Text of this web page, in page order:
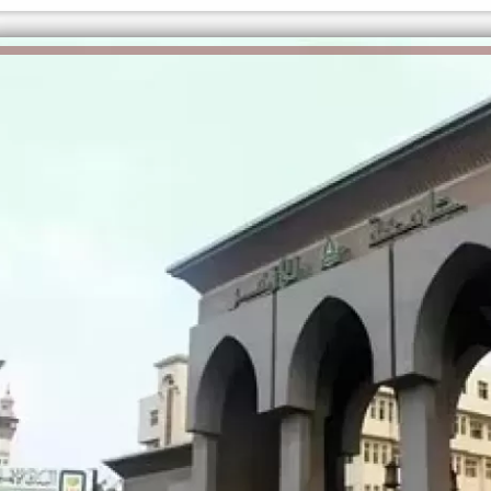
الكاتبة إلهام شرشر تهنئ الرئيس
السيسي بعيد ميلاده وتُشيد بجهوده